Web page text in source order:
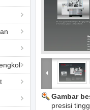
Gambar
presisi